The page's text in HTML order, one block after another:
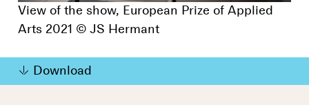
View of the show, European Prize of Applied
Arts 2021 © JS Hermant
Download